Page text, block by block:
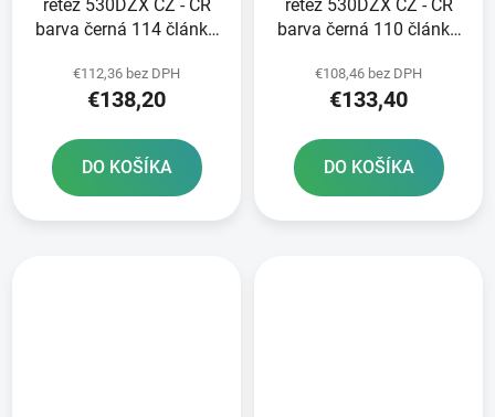
řetěz 530DZX ČZ - ČR
barva černá 114 článků
RIVET
€112,36 bez DPH
€138,20
DO KOŠÍKA
řetěz 530DZX ČZ - ČR
barva černá 110 článků
RIVET
€108,46 bez DPH
€133,40
DO KOŠÍKA